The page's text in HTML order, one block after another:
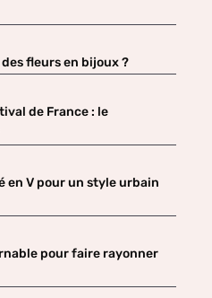
fleurs en bijoux ?
de France : le
en V pour un style urbain
pour faire rayonner